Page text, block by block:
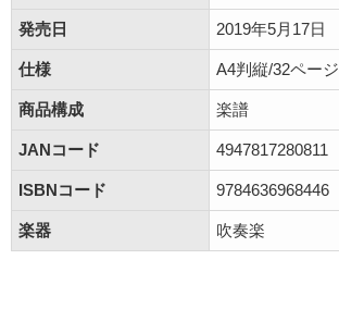
発売日 2019年5月17日
仕様 A4判縦/32ページ
商品構成 楽譜
JANコード 4947817280811
ISBNコード 9784636968446
楽器 吹奏楽